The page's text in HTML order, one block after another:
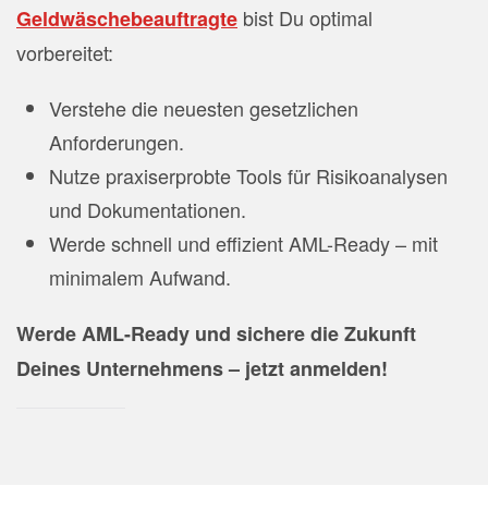
Geldwäschebeauftragte bist Du optimal
vorbereitet:
Verstehe die neuesten gesetzlichen
Anforderungen.
Nutze praxiserprobte Tools für Risikoanalysen
und Dokumentationen.
Werde schnell und effizient AML-Ready – mit
minimalem Aufwand.
Werde AML-Ready und sichere die Zukunft
Deines Unternehmens – jetzt anmelden!